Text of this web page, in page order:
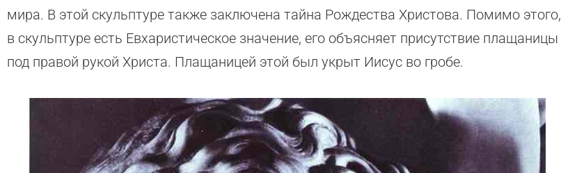
мира. В этой скульптуре также заключена тайна Рождества Христова. Помимо этого,
в скульптуре есть Евхаристическое значение, его объясняет присутствие плащаницы
под правой рукой Христа. Плащаницей этой был укрыт Иисус во гробе.